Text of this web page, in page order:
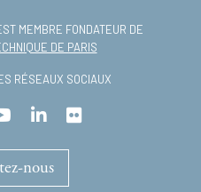
MEMBRE FONDATEUR DE
DE PARIS
RÉSEAUX SOCIAUX
nous